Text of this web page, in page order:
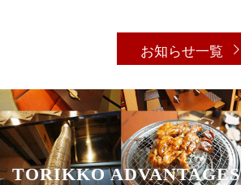
お知らせ一覧
TORIKKO ADVANTAGES